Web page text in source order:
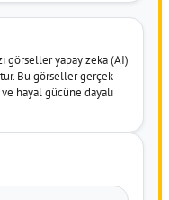
görseller yapay zeka (AI)
Bu görseller gerçek
hayal gücüne dayalı